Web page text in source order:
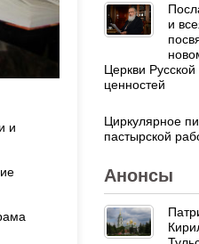
и
и
Церкви
ценностей
Циркулярное
пастырской
Анонсы